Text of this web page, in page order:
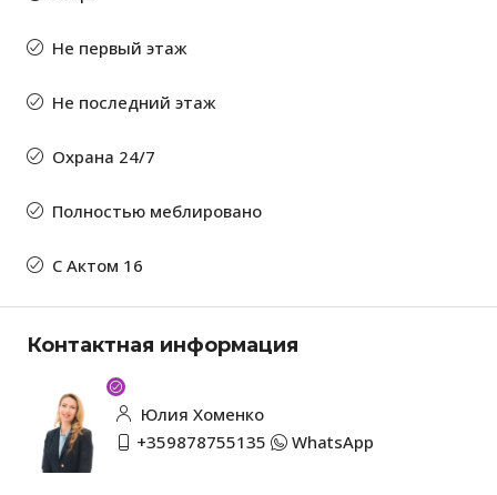
Не первый этаж
Не последний этаж
Охрана 24/7
Полностью меблировано
С Актом 16
Контактная информация
Юлия Хоменко
+359878755135
WhatsApp